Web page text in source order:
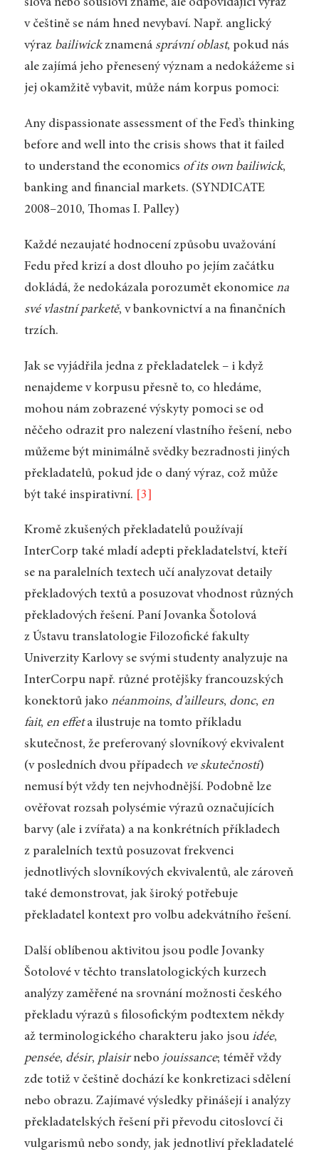
slova nebo sousloví známe, ale odpovídající výraz
v češtině se nám hned nevybaví. Např. anglický
výraz bailiwickznamená správní oblast, pokud nás
ale zajímá jeho přenesený význam a nedokážeme si
jej okamžitě vybavit, může nám korpus pomoci:
Any dispassionate assessment of the Fed’s thinking
before and well into the crisis shows that it failed
to understand the economics of its own bailiwick,
banking and financial markets. (SYNDICATE
2008–2010, Thomas I. Palley)
Každé nezaujaté hodnocení způsobu uvažování
Fedu před krizí a dost dlouho po jejím začátku
dokládá, že nedokázala porozumět ekonomice na
své vlastní parketě, v bankovnictví a na finančních
trzích.
Jak se vyjádřila jedna z překladatelek – i když
nenajdeme v korpusu přesně to, co hledáme,
mohou nám zobrazené výskyty pomoci se od
něčeho odrazit pro nalezení vlastního řešení, nebo
můžeme být minimálně svědky bezradnosti jiných
překladatelů, pokud jde o daný výraz, což může
být také inspirativní.
[3]
Kromě zkušených překladatelů používají
InterCorp také mladí adepti překladatelství, kteří
se na paralelních textech učí analyzovat detaily
překladových textů a posuzovat vhodnost různých
překladových řešení. Paní Jovanka Šotolová
z Ústavu translatologie Filozofické fakulty
Univerzity Karlovy se svými studenty analyzuje na
InterCorpu např. různé protějšky francouzských
konektorů jako néanmoins, d’ailleurs, donc, en
fait, en effeta ilustruje na tomto příkladu
skutečnost, že preferovaný slovníkový ekvivalent
(v posledních dvou případech ve skutečnosti)
nemusí být vždy ten nejvhodnější. Podobně lze
ověřovat rozsah polysémie výrazů označujících
barvy (ale i zvířata) a na konkrétních příkladech
z paralelních textů posuzovat frekvenci
jednotlivých slovníkových ekvivalentů, ale zároveň
také demonstrovat, jak široký potřebuje
překladatel kontext pro volbu adekvátního řešení.
Další oblíbenou aktivitou jsou podle Jovanky
Šotolové v těchto translatologických kurzech
analýzy zaměřené na srovnání možnosti českého
překladu výrazů s filosofickým podtextem někdy
až terminologického charakteru jako jsou idée,
pensée, désir, plaisirnebo jouissance; téměř vždy
zde totiž v češtině dochází ke konkretizaci sdělení
nebo obrazu. Zajímavé výsledky přinášejí i analýzy
překladatelských řešení při převodu citoslovcí či
vulgarismů nebo sondy, jak jednotliví překladatelé